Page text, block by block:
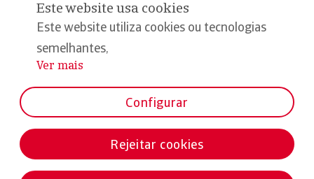
Política de cookies
Declaração de privacidade
Compromisso qualidade e segurança
Este website usa cookies
Este website utiliza cookies ou tecnologias
semelhantes,
...
Ver mais
Configurar
Rejeitar cookies